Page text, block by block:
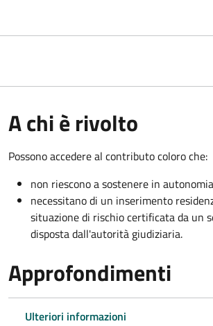
A chi è rivolto
Possono accedere al contributo coloro che:
non riescono a sostenere in
necessitano di un inserimento
situazione di rischio certificata da un
disposta dall'autorità giudiziaria.
Approfondimenti
Ulteriori informazioni